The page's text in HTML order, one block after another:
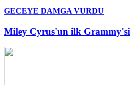
GECEYE DAMGA VURDU
Miley Cyrus'un ilk Grammy'si